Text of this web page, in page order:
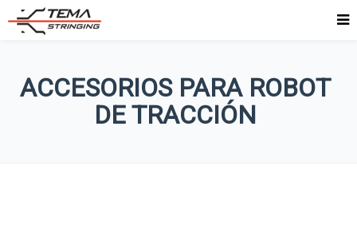
ACCESORIOS PARA ROBOT
DE TRACCIÓN